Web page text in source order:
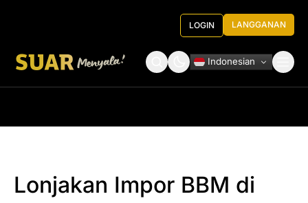
LOGIN LANGGANAN
Indonesian
Lonjakan Impor BBM di